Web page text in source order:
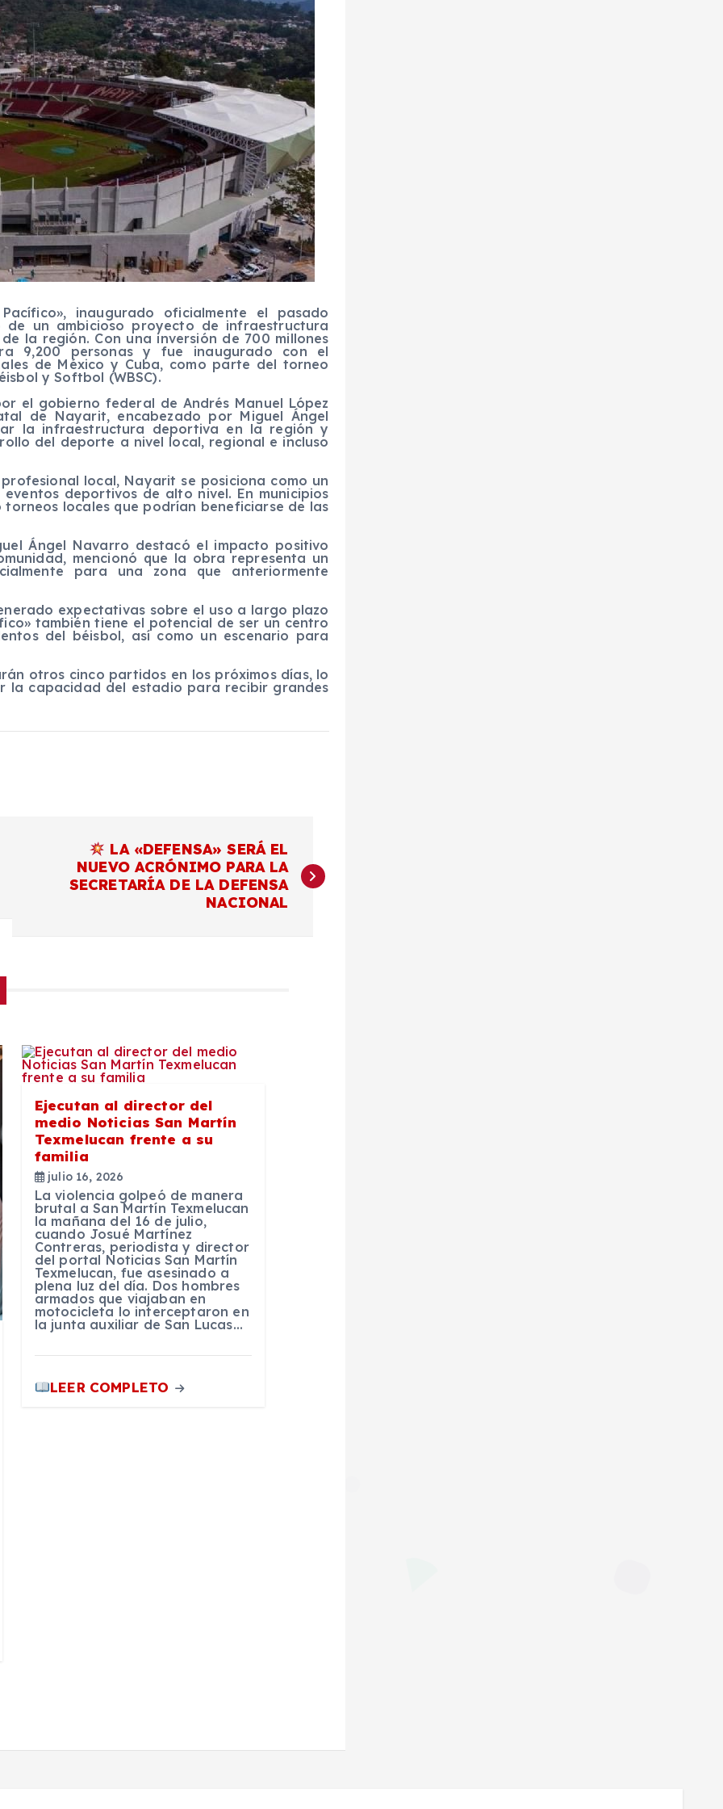
inaugurado oficialmente el pasado
de un ambicioso proyecto de infraestructura
la región. Con una inversión de 700 millones
9,200 personas y fue inaugurado con el
de México y Cuba, como parte del torneo
y Softbol (WBSC).
el gobierno federal de Andrés Manuel López
de Nayarit, encabezado por Miguel Ángel
la infraestructura deportiva en la región y
del deporte a nivel local, regional e incluso
local, Nayarit se posiciona como un
deportivos de alto nivel. En municipios
locales que podrían beneficiarse de las
Ángel Navarro destacó el impacto positivo
mencionó que la obra representa un
para una zona que anteriormente
expectativas sobre el uso a largo plazo
también tiene el potencial de ser un centro
del béisbol, así como un escenario para
otros cinco partidos en los próximos días, lo
la capacidad del estadio para recibir grandes
LA «DEFENSA» SERÁ EL
NUEVO ACRÓNIMO PARA LA
SECRETARÍA DE LA DEFENSA
NACIONAL
Ejecutan al director del
medio Noticias San Martín
Texmelucan frente a su
familia
julio 16, 2026
La violencia golpeó de manera
brutal a San Martín Texmelucan
la mañana del 16 de julio,
cuando Josué Martínez
Contreras, periodista y director
del portal Noticias San Martín
Texmelucan, fue asesinado a
plena luz del día. Dos hombres
armados que viajaban en
motocicleta lo interceptaron en
la junta auxiliar de San Lucas…
LEER COMPLETO